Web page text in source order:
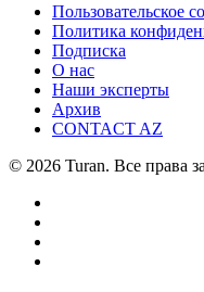
Пользовательское
Политика
Подписка
О нас
Наши эксперты
Архив
CONTACT AZ
© 2026 Turan. Все права